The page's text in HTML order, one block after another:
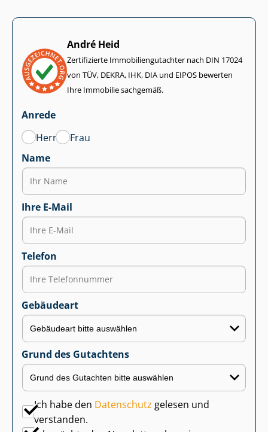
André Heid
Zertifizierte Im­mo­bi­li­en­gut­ach­ter nach DIN 17024
von TÜV, DEKRA, IHK, DIA und EIPOS bewerten
Ihre Immobilie sachgemäß.
Anrede
Herr
Frau
Name
Ihre E-Mail
Telefon
Gebäudeart
Grund des Gutachtens
Ich habe den Datenschutz gelesen und
verstanden.